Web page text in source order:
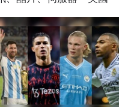
這類人」處境危險又困難